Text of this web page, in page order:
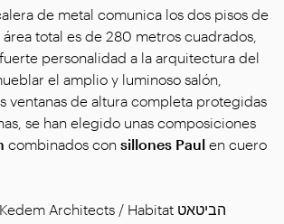
de metal comunica los dos pisos de
total es de 280 metros cuadrados,
personalidad a la arquitectura del
el amplio y luminoso salón,
ventanas de altura completa protegidas
se han elegido unas composiciones
combinados con sillones Paul en cuero
Créditos: Pitsou Kedem Architects / Habitat הביטאט